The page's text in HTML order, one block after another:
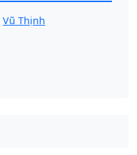
Vũ Thịnh